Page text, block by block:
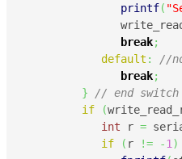
printf(
break;
default :
//
break;
}
// end
if
(
int r =
if
( r != -1 )